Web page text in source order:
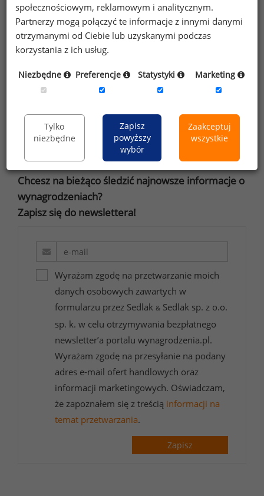
Zapraszamy do uczestnictwa w tegorocznej edycji
Ogólnopolskiego Badania Wynagrodzeń.
Ankietę do badania można znaleźć
tutaj
Maria Hajec
Chcesz na bieżąco śledzić najnowsze informacje o
wynagrodzeniach?
Zapisz się do newslettera!
Wyrażam zgodę na przetwarzanie moich
danych osobowych zawartych w
formularzu przez Sedlak & Sedlak sp. z o.o.
sp. k. w celu otrzymywania bezpłatnego
newsletter’a portalu wynagrodzenia.pl.
Wyrażam zgodę na przesyłanie na podany
adres e-mail ofert handlowych oraz
informacji marketingowych. Oświadczam,
że zapoznałem się z treścią informacji na
temat przetwarzania.
Zapisz
społecznościowym, reklamowym i analitycznym.
Partnerzy mogą połączyć te informacje z innymi danymi
otrzymanymi od Ciebie lub uzyskanymi podczas
korzystania z ich usług.
Niezbędne Preferencje Statystyki Marketing
Tylko
niezbędne
Zapisz
powyższy
wybór
Zaakceptuj
wszystkie